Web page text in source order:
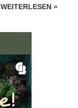
WEITERLESEN »